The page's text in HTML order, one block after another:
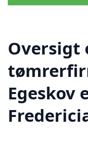
Oversigt
Egeskov